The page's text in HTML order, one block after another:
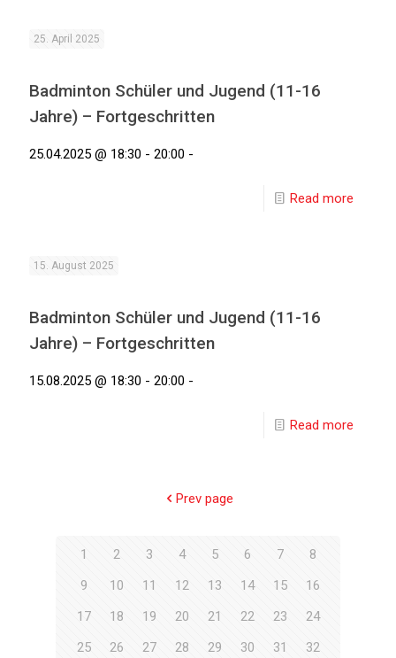
25. April 2025
Badminton Schüler und Jugend (11-16
Jahre) – Fortgeschritten
25.04.2025 @ 18:30 - 20:00 -
Read more
15. August 2025
Badminton Schüler und Jugend (11-16
Jahre) – Fortgeschritten
15.08.2025 @ 18:30 - 20:00 -
Read more
Prev page
1 2 3 4 5 6 7
8
9
10 11 12 13 14 15
16
17
18 19 20 21 22 23
24
25
26 27 28 29 30 31
32